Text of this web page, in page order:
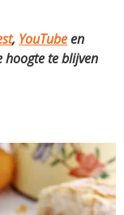
, YouTubeen
te blijven